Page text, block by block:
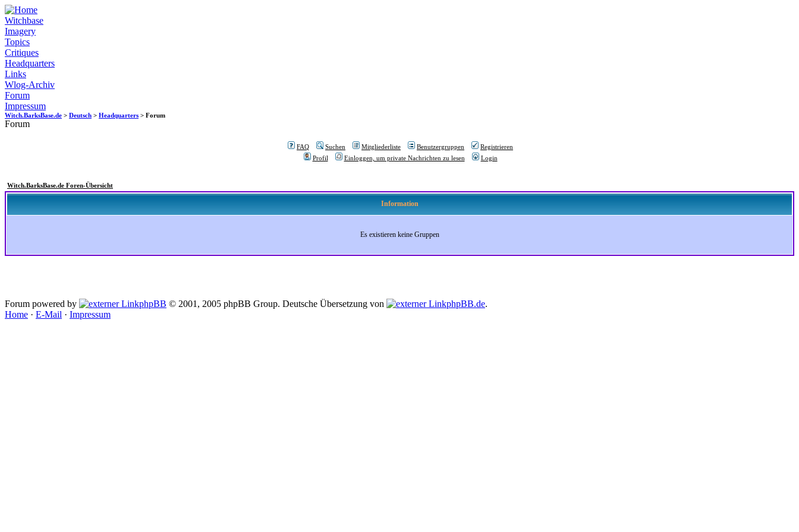
Witchbase
Imagery
Topics
Critiques
Headquarters
Links
Wlog-Archiv
Forum
Impressum
Witch.BarksBase.de > Deutsch > Headquarters > Forum
Forum
FAQ Suchen Mitgliederliste Benutzergruppen
Registrieren
Profil
Einloggen, um private Nachrichten zu lesen Login
Witch.BarksBase.de Foren-Übersicht
Information
Es existieren keine Gruppen
Forum powered by phpBB © 2001, 2005 phpBB Group. Deutsche Übersetzung von phpBB.de.
Home · E-Mail · Impressum